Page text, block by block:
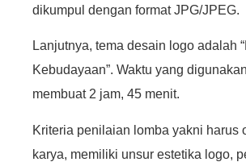
dikumpul dengan format JPG/JPEG.
Lanjutnya, tema desain logo adalah
Kebudayaan”. Waktu yang
membuat 2 jam, 45 menit.
Kriteria penilaian lomba yakni harus
karya, memiliki unsur estetika logo,